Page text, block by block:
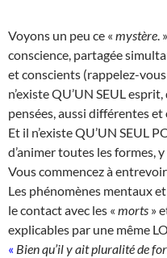
Voyons un peu ce « mystère
conscience, partagée
et conscients (rappelez-
n’existe QU’UN SEUL
pensées, aussi différentes
Et il n’existe QU’UN SEUL
d’animer toutes les formes,
Vous commencez à
Les phénomènes mentaux
le contact avec les « morts »
explicables par une même
« Bien qu’il y ait pluralité de